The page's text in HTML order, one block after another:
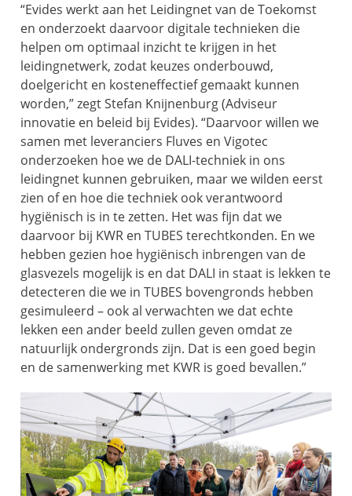
“Evides werkt aan het Leidingnet van de Toekomst
en onderzoekt daarvoor digitale technieken die
helpen om optimaal inzicht te krijgen in het
leidingnetwerk, zodat keuzes onderbouwd,
doelgericht en kosteneffectief gemaakt kunnen
worden,” zegt Stefan Knijnenburg (Adviseur
innovatie en beleid bij Evides). “Daarvoor willen we
samen met leveranciers Fluves en Vigotec
onderzoeken hoe we de DALI-techniek in ons
leidingnet kunnen gebruiken, maar we wilden eerst
zien of en hoe die techniek ook verantwoord
hygiënisch is in te zetten. Het was fijn dat we
daarvoor bij KWR en TUBES terechtkonden. En we
hebben gezien hoe hygiënisch inbrengen van de
glasvezels mogelijk is en dat DALI in staat is lekken te
detecteren die we in TUBES bovengronds hebben
gesimuleerd – ook al verwachten we dat echte
lekken een ander beeld zullen geven omdat ze
natuurlijk ondergronds zijn. Dat is een goed begin
en de samenwerking met KWR is goed bevallen.”